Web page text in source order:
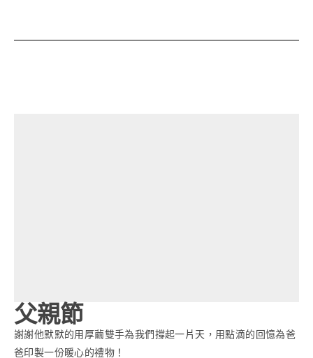
父親節
謝謝他默默的用厚繭雙手為我們撐起一片天，用點滴的回憶為爸
爸印製一份暖心的禮物！